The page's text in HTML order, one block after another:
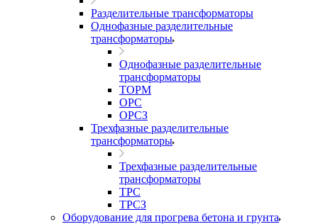
Разделительные трансформаторы
Однофазные разделительные
трансформаторы
Однофазные разделительные
трансформаторы
ТОРМ
ОРС
ОРСЗ
Трехфазные разделительные
трансформаторы
Трехфазные разделительные
трансформаторы
ТРС
ТРСЗ
Оборудование для прогрева бетона и грунта